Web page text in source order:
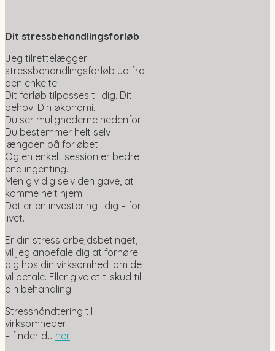
Dit stressbehandlingsforløb
Jeg tilrettelægger
stressbehandlingsforløb ud fra
den enkelte.
Dit forløb tilpasses til dig. Dit
behov. Din økonomi.
Du ser mulighederne nedenfor.
Du bestemmer helt selv
længden på forløbet.
Og en enkelt session er bedre
end ingenting.
Men giv dig selv den gave, at
komme helt hjem.
Det er en investering i dig – for
livet.
Er din stress arbejdsbetinget,
vil jeg anbefale dig at forhøre
dig hos din virksomhed, om de
vil betale. Eller give et tilskud til
din behandling.
Stresshåndtering til
virksomheder
– finder du her